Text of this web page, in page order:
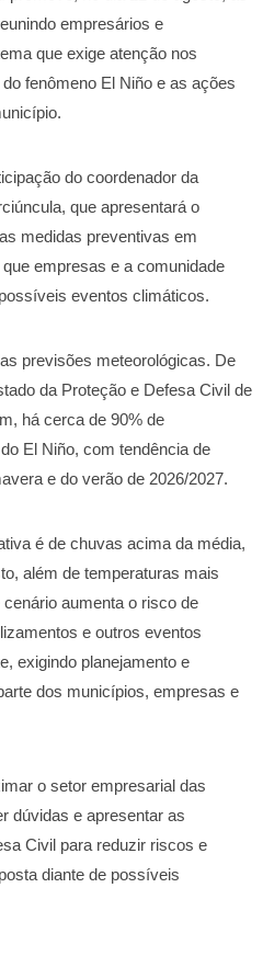
empresários e
que exige atenção nos
fenômeno El Niño e as ações
do coordenador da
que apresentará o
medidas preventivas em
empresas e a comunidade
eventos climáticos.
previsões meteorológicas. De
da Proteção e Defesa Civil de
há cerca de 90% de
El Niño, com tendência de
e do verão de 2026/2027.
é de chuvas acima da média,
além de temperaturas mais
aumenta o risco de
e outros eventos
exigindo planejamento e
dos municípios, empresas e
o setor empresarial das
dúvidas e apresentar as
Civil para reduzir riscos e
diante de possíveis